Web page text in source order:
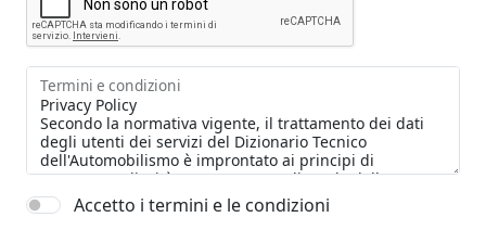
Termini e condizioni
Accetto i termini e le condizioni